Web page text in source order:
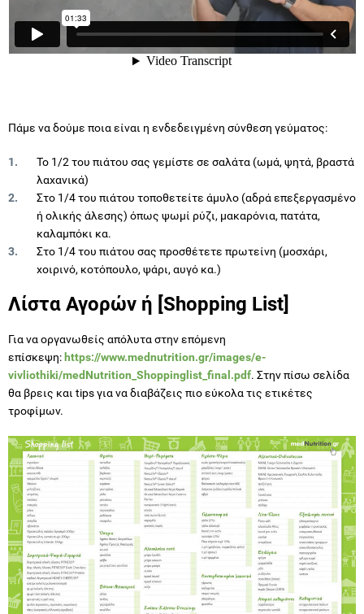
Πάμε να δούμε ποια είναι η ενδεδειγμένη σύνθεση γεύματος:
Το 1/2 του πιάτου σας γεμίστε σε σαλάτα (ωμά, ψητά, βραστά
λαχανικά)
Στο 1/4 του πιάτου τοποθετείτε άμυλο (αδρά επεξεργασμένο
ή ολικής άλεσης) όπως ψωμί ρύζι, μακαρόνια, πατάτα,
καλαμπόκι κα.
Στο 1/4 του πιάτου σας προσθέτετε πρωτείνη (μοσχάρι,
χοιρινό, κοτόπουλο, ψάρι, αυγό κα.)
Λίστα Αγορών ή [Shopping List]
Για να οργανωθείς απόλυτα στην επόμενη
επίσκεψη: https://www.mednutrition.gr/images/e-
vivliothiki/medNutrition_Shoppinglist_final.pdf. Στην πίσω σελίδα
θα βρεις και tips για να διαβάζεις πιο εύκολα τις ετικέτες
τροφίμων.